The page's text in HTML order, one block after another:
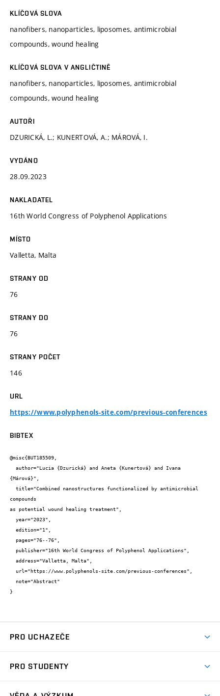
KLÍČOVÁ SLOVA
nanofibers, nanoparticles, liposomes, antimicrobial
compounds, wound healing
KLÍČOVÁ SLOVA V ANGLIČTINĚ
nanofibers, nanoparticles, liposomes, antimicrobial
compounds, wound healing
AUTOŘI
DZURICKÁ, L.; KUNERTOVÁ, A.; MÁROVÁ, I.
VYDÁNO
28.09.2023
NAKLADATEL
16th World Congress of Polyphenol Applications
MÍSTO
Valletta, Malta
STRANY OD
76
STRANY DO
76
STRANY POČET
146
URL
https://www.polyphenols-site.com/previous-conferences
BIBTEX
@misc{BUT185509,
{Márová}",
compounds
as potential wound healing treatment",
}
PRO UCHAZEČE
Jak se dostat na FCH
PRO STUDENTY